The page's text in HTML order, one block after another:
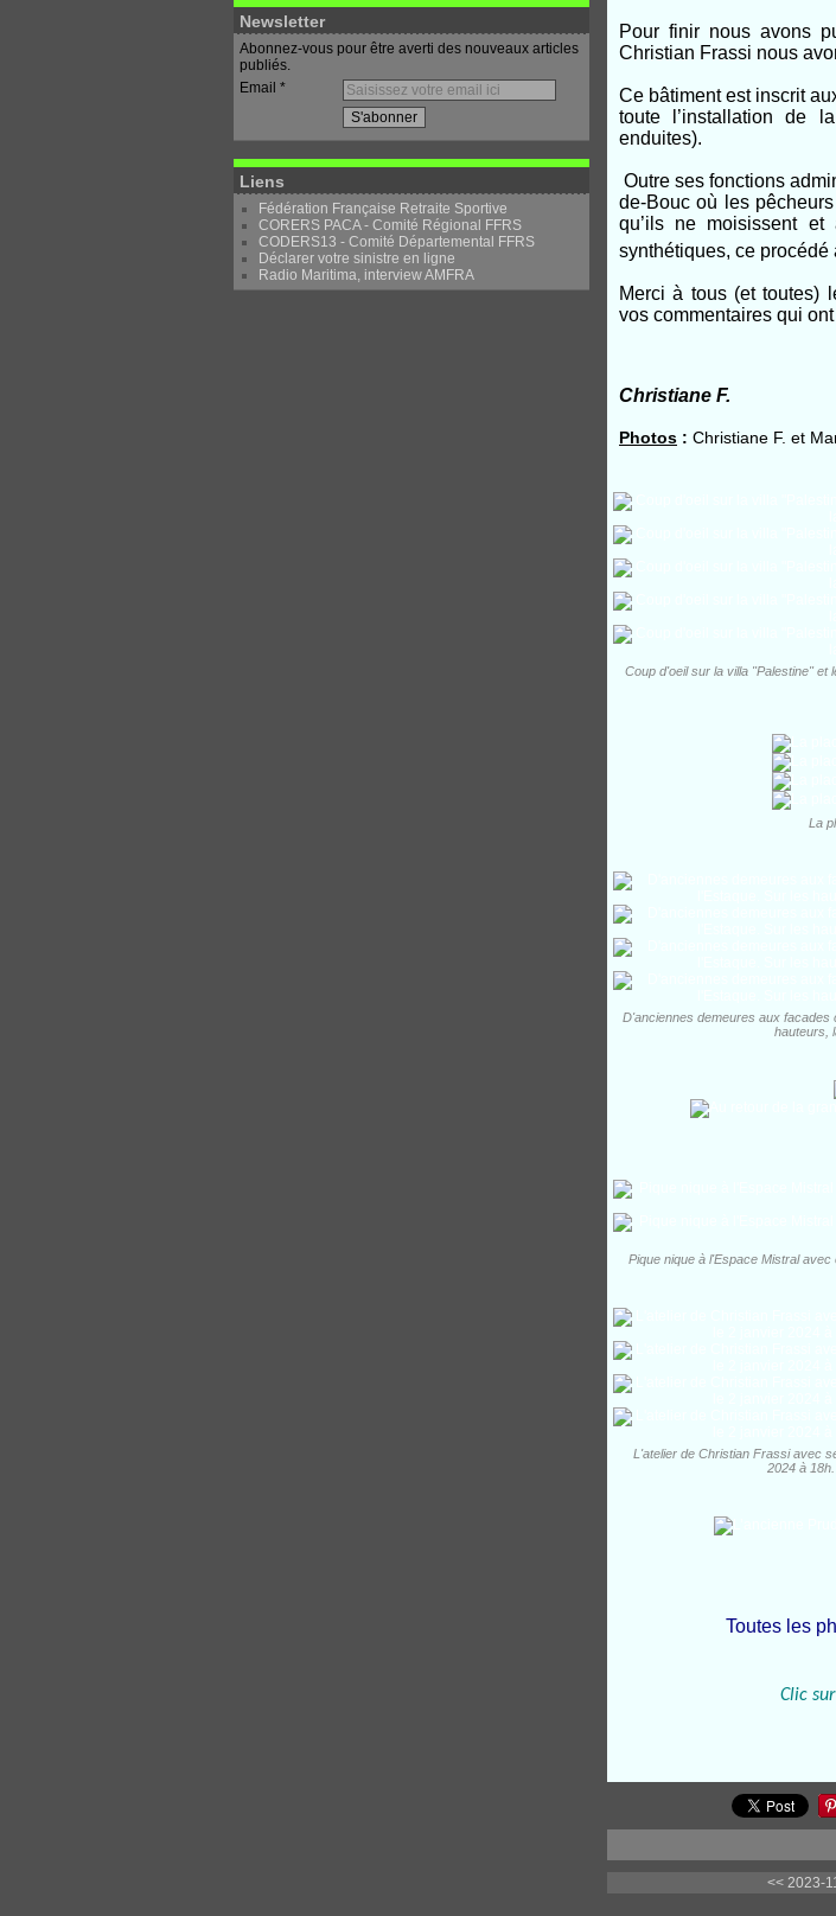
Newsletter
Abonnez-vous pour être averti des nouveaux articles
publiés.
Email
Liens
Fédération Française Retraite Sportive
CORERS PACA - Comité Régional FFRS
CODERS13 - Comité Départemental FFRS
Déclarer votre sinistre en ligne
Radio Maritima, interview AMFRA
Pour finir nous avons
Christian Frassi nous
Ce bâtiment est inscrit
toute l’installation de
enduites).
Outre ses fonctions
de-Bouc où les
qu’ils ne moisissent et
synthétiques, ce
Merci à tous (et toutes)
vos commentaires qui
Christiane F.
Photos : Christiane F. et
Coup d'oeil sur la villa "Palestine"
La
D'anciennes demeures aux facades
hauteurs,
Pique nique à l'Espace Mistral
L'atelier de Christian Frassi avec
2024 à
Toutes les
Clic
<< 2023-